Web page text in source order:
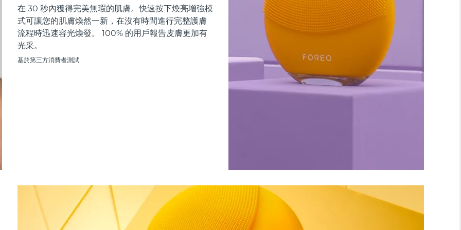
在 30 秒內獲得完美無瑕的肌膚。快速按下煥亮增強模
式可讓您的肌膚煥然一新，在沒有時間進行完整護膚
流程時迅速容光煥發。 100% 的用戶報告皮膚更加有
光采。
基於第三方消費者測試